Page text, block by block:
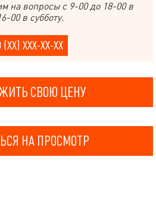
на вопросы с 9-00 до 18-00 в
00 в субботу.
(XX) XXX-XX-XX
СВОЮ ЦЕНУ
НА ПРОСМОТР